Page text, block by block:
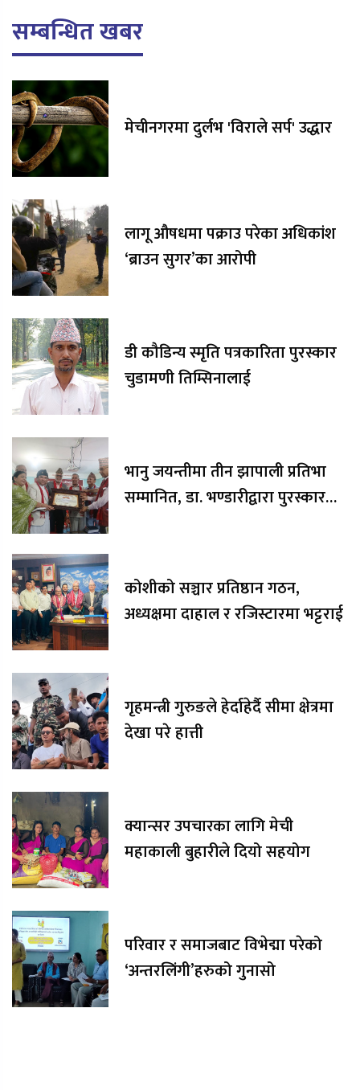
सम्बन्धित खबर
मेचीनगरमा दुर्लभ 'विराले सर्प' उद्धार
लागू औषधमा पक्राउ परेका अधिकांश
‘ब्राउन सुगर’का आरोपी
डी कौडिन्य स्मृति पत्रकारिता पुरस्कार
चुडामणी तिम्सिनालाई
भानु जयन्तीमा तीन झापाली प्रतिभा
सम्मानित, डा. भण्डारीद्वारा पुरस्कार
कोशीको सञ्चार प्रतिष्ठान गठन,
अध्यक्षमा दाहाल र रजिस्टारमा भट्टराई
गृहमन्त्री गुरुङले हेर्दाहेर्दै सीमा क्षेत्रमा
देखा परे हात्ती
क्यान्सर उपचारका लागि मेची
महाकाली बुहारीले दियो सहयोग
परिवार र समाजबाट विभेद्मा परेको
‘अन्तरलिंगी’हरुको गुनासो